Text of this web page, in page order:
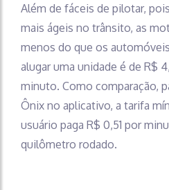
Além de fáceis de pilotar,
mais ágeis no trânsito, as
menos do que os
alugar uma unidade é de R$
minuto. Como comparação,
Ônix no aplicativo, a tarifa
usuário paga R$ 0,51 por
quilômetro rodado.